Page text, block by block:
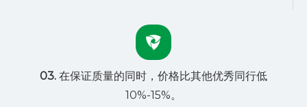
03. 在保证质量的同时，价格比其他优秀同行低
10%-15%。